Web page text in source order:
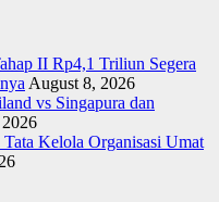
II Rp4,1 Triliun Segera
August 8, 2026
vs Singapura dan
Kelola Organisasi Umat